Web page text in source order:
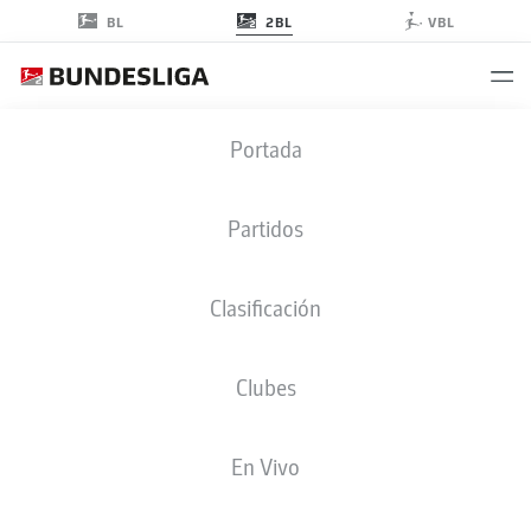
BL 2BL VBL
Portada
Partidos
Clasificación
Clubes
En Vivo
2. BUNDESLIGA ESTADÍSTICAS